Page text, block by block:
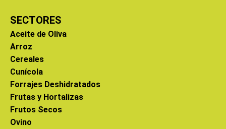
SECTORES
Aceite de Oliva
Arroz
Cereales
Cunícola
Forrajes Deshidratados
Frutas y Hortalizas
Frutos Secos
Ovino